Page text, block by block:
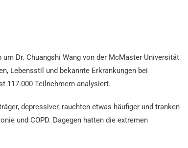
Dr. Chuangshi Wang von der McMaster Universität
Lebensstil und bekannte Erkrankungen bei
117.000 Teilnehmern analysiert.
depressiver, rauchten etwas häufiger und tranken
und COPD. Dagegen hatten die extremen